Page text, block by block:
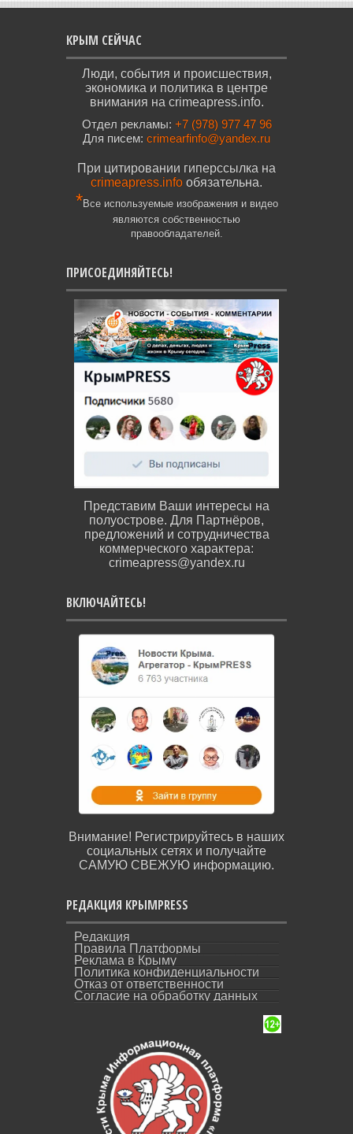
КРЫМ СЕЙЧАС
Люди, события и происшествия,
экономика и политика в центре
внимания на crimeapress.info.
Отдел рекламы: +7 (978) 977 47 96
Для писем: crimearfinfo@yandex.ru
При цитировании гиперссылка на
crimeapress.info обязательна.
*Все используемые изображения и видео
являются собственностью
правообладателей.
ПРИСОЕДИНЯЙТЕСЬ!
Представим Ваши интересы на
полуострове. Для Партнёров,
предложений и сотрудничества
коммерческого характера:
crimeapress@yandex.ru
ВКЛЮЧАЙТЕСЬ!
Внимание! Регистрируйтесь в наших
социальных сетях и получайте
САМУЮ СВЕЖУЮ информацию.
РЕДАКЦИЯ КРЫМPRESS
Редакция
Правила Платформы
Реклама в Крыму
Политика конфиденциальности
Отказ от ответственности
Согласие на обработку данных